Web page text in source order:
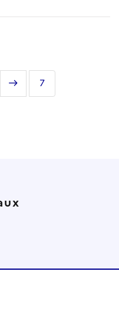
Page
suivante
Dernière
page
7